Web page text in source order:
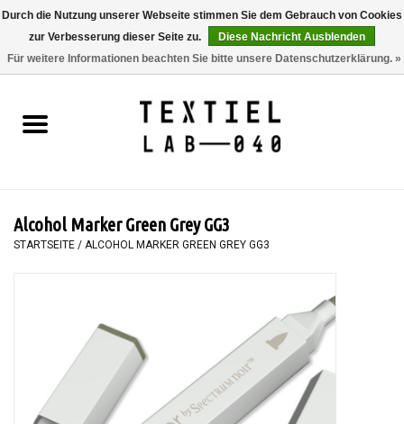
0 Artikel - €0,00
BÜCHER
MALEN
WORKSHOPS
SPECIALS
Alcohol Marker Green Grey GG3
STARTSEITE / ALCOHOL MARKER GREEN GREY GG3
Durch die Nutzung unserer Webseite stimmen Sie dem Gebrauch von Cookies
zur Verbesserung dieser Seite zu.
Diese Nachricht Ausblenden
Für weitere Informationen beachten Sie bitte unsere Datenschutzerklärung. »